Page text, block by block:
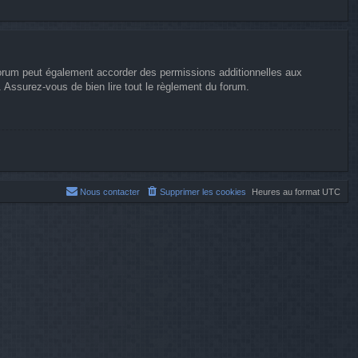
peut également accorder des permissions additionnelles aux
vous de bien lire tout le règlement du forum.
Heures au format UTC
Supprimer les cookies
Nous contacter